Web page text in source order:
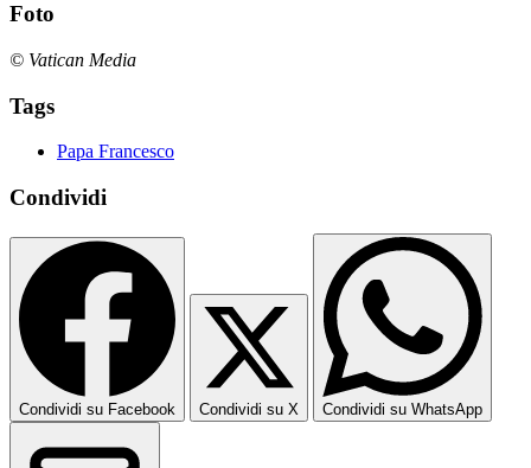
Foto
© Vatican Media
Tags
Papa Francesco
Condividi
Condividi su Facebook Condividi su X Condividi su WhatsApp